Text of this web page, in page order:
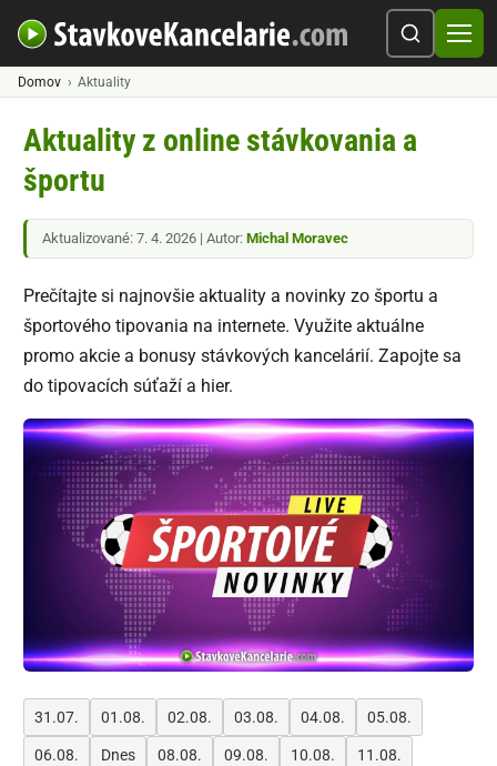
Domov Aktuality
Aktuality z online stávkovania a
športu
Aktualizované: 7. 4. 2026 | Autor: Michal Moravec
Prečítajte si najnovšie aktuality a novinky zo športu a
športového tipovania na internete. Využite aktuálne
promo akcie a bonusy stávkových kancelárií. Zapojte sa
do tipovacích súťaží a hier.
31.07. 01.08. 02.08. 03.08. 04.08. 05.08.
06.08. Dnes 08.08. 09.08. 10.08. 11.08.